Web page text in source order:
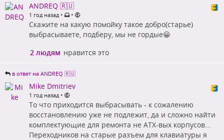
ANDREQ 🇷🇺
1 год назад • •
Скажите на какую помойку такое добро(старье)
выбрасываете, подберу, мы не гордые😀
2 людям нравится это
в ответ на ANDREQ 🇷🇺
Mike Dmitriev
1 год назад •
То что приходится выбрасывать - к сожалению
восстановлению уже не подлежит, да и сложно найти
комплектующие для ремонта не ATX-вых корпусов...
Переходников на старые разъем для клавиатуры я